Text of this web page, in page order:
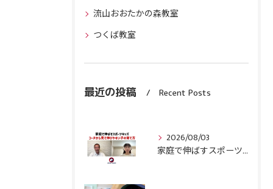
流山おおたかの森教室
つくば教室
最近の投稿 Recent Posts
2026/08/03
家庭で伸ばすスポーツキッズ『コーチから見て伸びやすい子』の育て方